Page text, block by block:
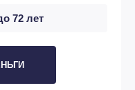
72 лет